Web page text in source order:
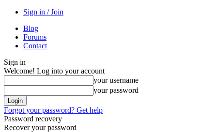
Sign in / Join
Blog
Forums
Contact
Sign in
Welcome! Log into your account
your username
your password
Forgot your password? Get help
Password recovery
Recover your password